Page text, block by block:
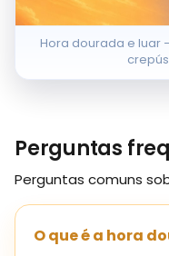
Hora dourada e luar
Perguntas
Perguntas comuns
O que é a hora